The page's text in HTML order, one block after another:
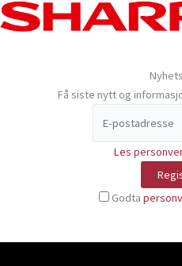
Få siste nytt og
Les
Godta